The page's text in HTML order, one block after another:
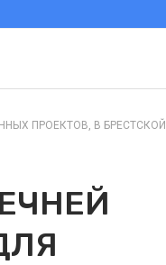
В БРЕСТСКОЙ